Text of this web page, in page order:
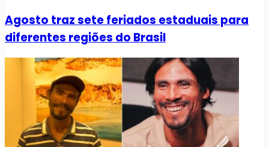
Agosto traz sete feriados estaduais para
diferentes regiões do Brasil